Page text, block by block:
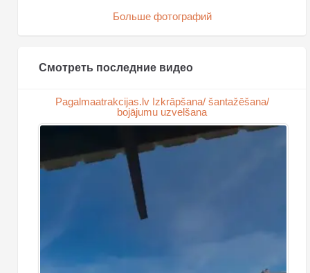
Больше фотографий
Смотреть последние видео
Pagalmaatrakcijas.lv Izkrāpšana/ šantažēšana/
bojājumu uzvelšana